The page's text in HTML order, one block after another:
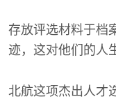
存放评选材料于档
迹，这对他们的人
北航这项杰出人才